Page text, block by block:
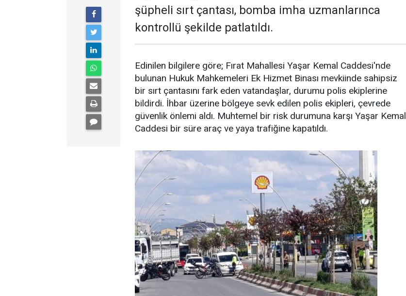
şüpheli sırt çantası, bomba imha uzmanlarınca
kontrollü şekilde patlatıldı.
Edinilen bilgilere göre; Fırat Mahallesi Yaşar Kemal Caddesi'nde
bulunan Hukuk Mahkemeleri Ek Hizmet Binası mevkiinde sahipsiz
bir sırt çantasını fark eden vatandaşlar, durumu polis ekiplerine
bildirdi. İhbar üzerine bölgeye sevk edilen polis ekipleri, çevrede
güvenlik önlemi aldı. Muhtemel bir risk durumuna karşı Yaşar Kemal
Caddesi bir süre araç ve yaya trafiğine kapatıldı.